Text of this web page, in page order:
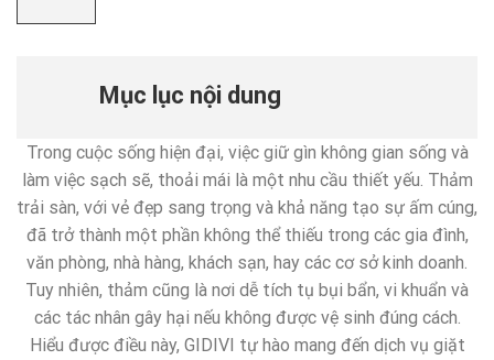
Mục lục nội dung
Trong cuộc sống hiện đại, việc giữ gìn không gian sống và
làm việc sạch sẽ, thoải mái là một nhu cầu thiết yếu. Thảm
trải sàn, với vẻ đẹp sang trọng và khả năng tạo sự ấm cúng,
đã trở thành một phần không thể thiếu trong các gia đình,
văn phòng, nhà hàng, khách sạn, hay các cơ sở kinh doanh.
Tuy nhiên, thảm cũng là nơi dễ tích tụ bụi bẩn, vi khuẩn và
các tác nhân gây hại nếu không được vệ sinh đúng cách.
Hiểu được điều này, GIDIVI tự hào mang đến dịch vụ giặt